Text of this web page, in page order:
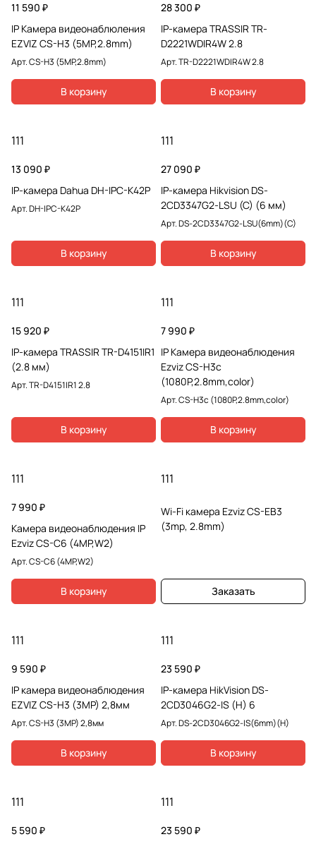
11 590 ₽
IP Камера видеонаблюления
EZVIZ CS-H3 (5MP,2.8mm)
Арт.CS-H3 (5MP,2.8mm)
В корзину
28 300 ₽
IP-камера TRASSIR TR-
D2221WDIR4W 2.8
Арт.TR-D2221WDIR4W 2.8
В корзину
111
13 090 ₽
IP-камера Dahua DH-IPC-K42P
Арт.DH-IPC-K42P
В корзину
111
27 090 ₽
IP-камера Hikvision DS-
2CD3347G2-LSU (С) (6 мм)
Арт.DS-2CD3347G2-LSU(6mm)(C)
В корзину
111
15 920 ₽
IP-камера TRASSIR TR-D4151IR1
(2.8 мм)
Арт.TR-D4151IR1 2.8
В корзину
111
7 990 ₽
IP Камера видеонаблюдения
Ezviz CS-H3c
(1080P,2.8mm,color)
Арт.CS-H3c (1080P,2.8mm,color)
В корзину
111
7 990 ₽
Камера видеонаблюдения IP
Ezviz CS-C6 (4MP,W2)
Арт.CS-C6 (4MP,W2)
В корзину
111
Wi-Fi камера Ezviz CS-EB3
(3mp, 2.8mm)
Заказать
111
9 590 ₽
IP камера видеонаблюдения
EZVIZ CS-H3 (3MP) 2,8мм
Арт.CS-H3 (3MP) 2,8мм
В корзину
111
23 590 ₽
IP-камера HikVision DS-
2CD3046G2-IS (H) 6
Арт.DS-2CD3046G2-IS(6mm)(H)
В корзину
111
5 590 ₽
111
23 590 ₽